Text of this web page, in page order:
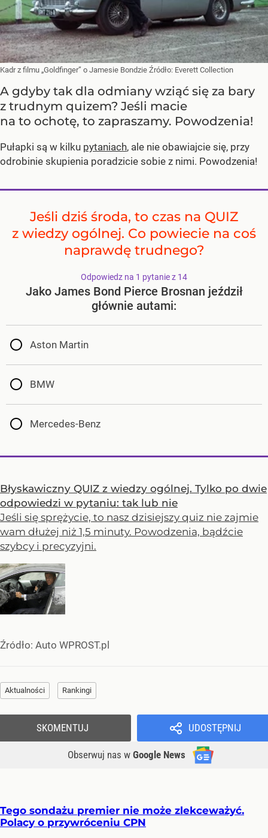
Kadr z filmu „Goldfinger” o Jamesie Bondzie Źródło: Everett Collection
A gdyby tak dla odmiany wziąć się za bary
z trudnym quizem? Jeśli macie
na to ochotę, to zapraszamy. Powodzenia!
Pułapki są w kilku pytaniach, ale nie obawiajcie się, przy
odrobinie skupienia poradzicie sobie z nimi. Powodzenia!
Jeśli dziś środa, to czas na QUIZ
z wiedzy ogólnej. Co powiecie na coś
naprawdę trudnego?
Odpowiedz na 1 pytanie z 14
Jako James Bond Pierce Brosnan jeździł
głównie autami:
Aston Martin
BMW
Mercedes-Benz
Błyskawiczny QUIZ z wiedzy ogólnej. Tylko po dwie
odpowiedzi w pytaniu: tak lub nie
Jeśli się sprężycie, to nasz dzisiejszy quiz nie zajmie
wam dłużej niż 1,5 minuty. Powodzenia, bądźcie
szybcy i precyzyjni.
Źródło: Auto WPROST.pl
Aktualności Rankingi
UDOSTĘPNIJ
Obserwuj nas w Google News
SKOMENTUJ
Tego sondażu premier nie może zlekceważyć.
Polacy o przywróceniu CPN